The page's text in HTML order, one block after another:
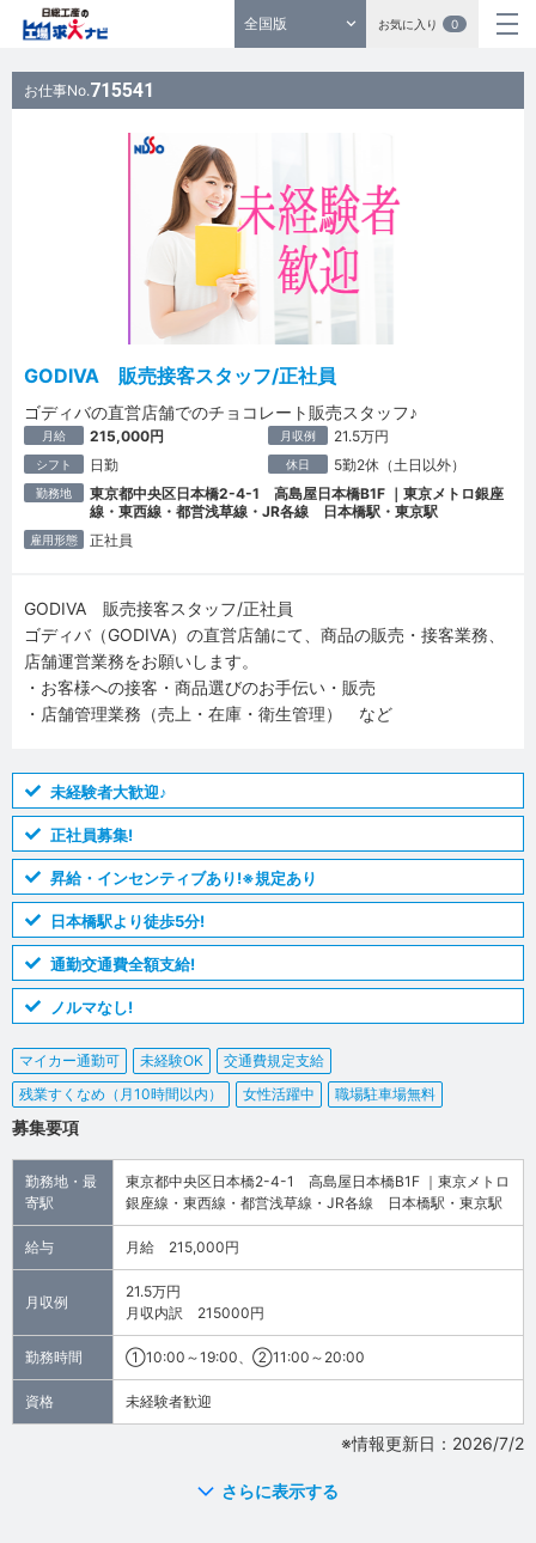
全国版 お気に入り 0
お仕事No.715541
GODIVA 販売接客スタッフ/正社員
ゴディバの直営店舗でのチョコレート販売スタッフ♪
月給 215,000円 月収例 21.5万円
シフト 日勤 休日 5勤2休（土日以外）
勤務地
東京都中央区日本橋2-4-1 高島屋日本橋B1F ｜東京メトロ銀座
線・東西線・都営浅草線・JR各線 日本橋駅・東京駅
雇用形態 正社員
GODIVA 販売接客スタッフ/正社員
ゴディバ（GODIVA）の直営店舗にて、商品の販売・接客業務、
店舗運営業務をお願いします。
・お客様への接客・商品選びのお手伝い・販売
・店舗管理業務（売上・在庫・衛生管理） など
未経験者大歓迎♪
正社員募集!
昇給・インセンティブあり!※規定あり
日本橋駅より徒歩5分!
通勤交通費全額支給!
ノルマなし!
マイカー通勤可 未経験OK
交通費規定支給
残業すくなめ（月10時間以内）
女性活躍中 職場駐車場無料
募集要項
勤務地・最
寄駅
東京都中央区日本橋2-4-1 高島屋日本橋B1F ｜東京メトロ
銀座線・東西線・都営浅草線・JR各線 日本橋駅・東京駅
給与 月給 215,000円
月収例
21.5万円
月収内訳 215000円
勤務時間 ①10:00～19:00、②11:00～20:00
資格 未経験者歓迎
※情報更新日：2026/7/2
さらに表示する